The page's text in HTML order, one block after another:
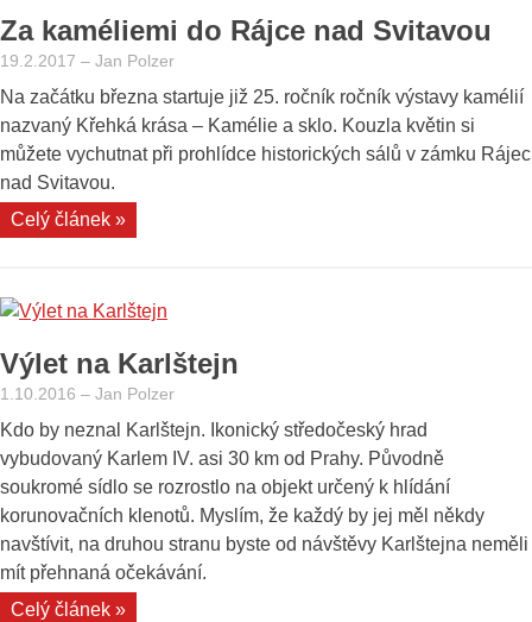
po
starém
korytu
Dyje“
Za kaméliemi do Rájce nad Svitavou
19.2.2017 – Jan Polzer
Na začátku března startuje již 25. ročník ročník výstavy kamélií
nazvaný Křehká krása – Kamélie a sklo. Kouzla květin si
můžete vychutnat při prohlídce historických sálů v zámku Rájec
nad Svitavou.
Celý článek »„Za
Rájce
Svitavou“
Výlet na Karlštejn
1.10.2016 – Jan Polzer
Kdo by neznal Karlštejn. Ikonický středočeský hrad
vybudovaný Karlem IV. asi 30 km od Prahy. Původně
soukromé sídlo se rozrostlo na objekt určený k hlídání
korunovačních klenotů. Myslím, že každý by jej měl někdy
navštívit, na druhou stranu byste od návštěvy Karlštejna neměli
mít přehnaná očekávání.
Celý článek »„Výlet